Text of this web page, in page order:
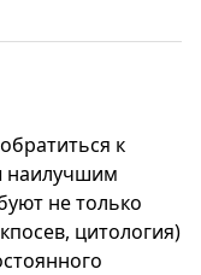
к
наилучшим
не только
цитология)